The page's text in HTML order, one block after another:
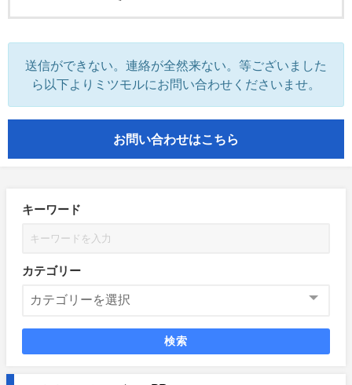
送信ができない。連絡が全然来ない。等ございました
ら以下よりミツモルにお問い合わせくださいませ。
お問い合わせはこちら
キーワード
カテゴリー
検索